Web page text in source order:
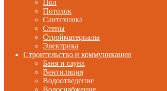
Пол
Потолок
Сантехника
Стены
Стройматериалы
Электрика
Строительство и коммуникации
Баня и сауна
Вентиляция
Водоотведение
Водоснабжение